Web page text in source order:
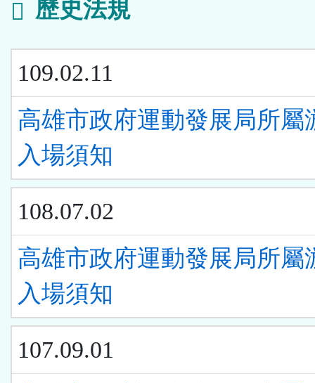
歷史法規
109.02.11
高雄市政府運動發展局所屬
入場須知
108.07.02
高雄市政府運動發展局所屬
入場須知
107.09.01